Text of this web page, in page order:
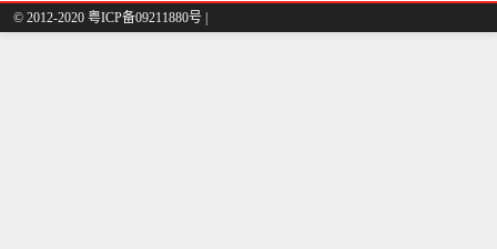
© 2012-2020 粤ICP备09211880号 |